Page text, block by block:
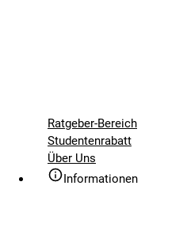
Ratgeber-Bereich
Studentenrabatt
Über Uns
Informationen